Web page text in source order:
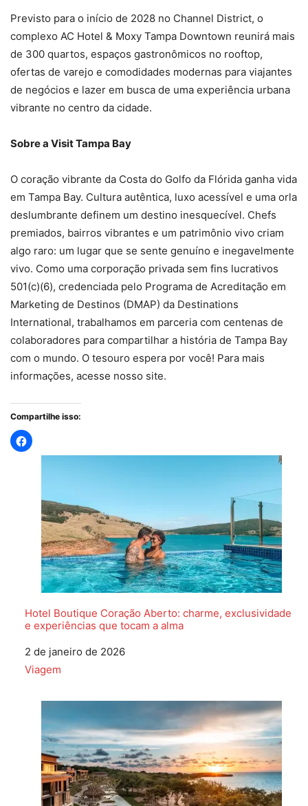
Previsto para o início de 2028 no Channel District, o
complexo AC Hotel & Moxy Tampa Downtown reunirá mais
de 300 quartos, espaços gastronômicos no rooftop,
ofertas de varejo e comodidades modernas para viajantes
de negócios e lazer em busca de uma experiência urbana
vibrante no centro da cidade.
Sobre a Visit Tampa Bay
O coração vibrante da Costa do Golfo da Flórida ganha vida
em Tampa Bay. Cultura autêntica, luxo acessível e uma orla
deslumbrante definem um destino inesquecível. Chefs
premiados, bairros vibrantes e um patrimônio vivo criam
algo raro: um lugar que se sente genuíno e inegavelmente
vivo. Como uma corporação privada sem fins lucrativos
501(c)(6), credenciada pelo Programa de Acreditação em
Marketing de Destinos (DMAP) da Destinations
International, trabalhamos em parceria com centenas de
colaboradores para compartilhar a história de Tampa Bay
com o mundo. O tesouro espera por você! Para mais
informações, acesse nosso site.
Compartilhe isso:
Hotel Boutique Coração Aberto: charme, exclusividade
e experiências que tocam a alma
Data
2 de janeiro de 2026
Em relação a
Viagem